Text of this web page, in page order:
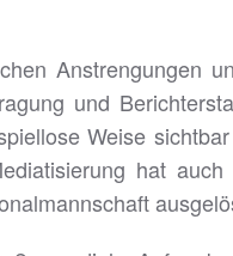
Anstrengungen
und
Weise
hat